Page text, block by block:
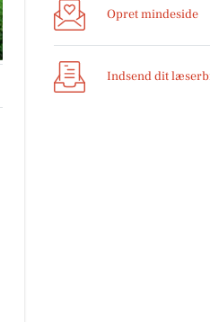
Opret mindeside
Indsend dit